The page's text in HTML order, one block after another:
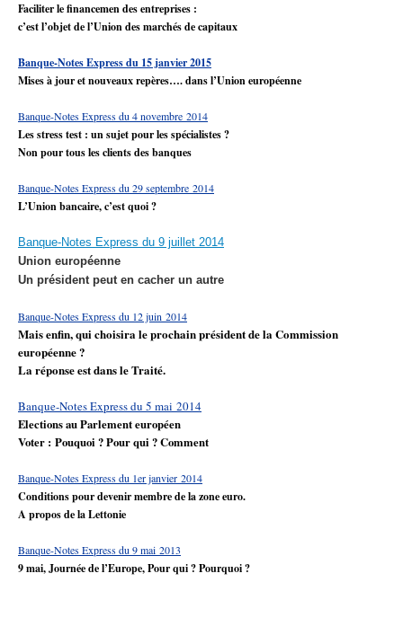
Faciliter le financemen des entreprises :
c’est l’objet de l’Union des marchés de capitaux
Banque-Notes Express du 15 janvier 2015
Mises à jour et nouveaux repères…. dans l’Union européenne
Banque-Notes Express du 4 novembre 2014
Les stress test : un sujet pour les spécialistes ?
Non pour tous les clients des banques
Banque-Notes Express du 29 septembre 2014
L’Union bancaire, c’est quoi ?
Banque-Notes Express du 9 juillet 2014
Union européenne
Un président peut en cacher un autre
Banque-Notes Express du 12 juin 2014
Mais enfin, qui choisira le prochain président de la Commission
européenne ?
La réponse est dans le Traité.
Banque-Notes Express du 5 mai 2014
Elections au Parlement européen
Voter : Pouquoi ? Pour qui ? Comment
Banque-Notes Express du 1er janvier 2014
Conditions pour devenir membre de la zone euro.
A propos de la Lettonie
Banque-Notes Express du 9 mai 2013
9 mai, Journée de l’Europe, Pour qui ? Pourquoi ?